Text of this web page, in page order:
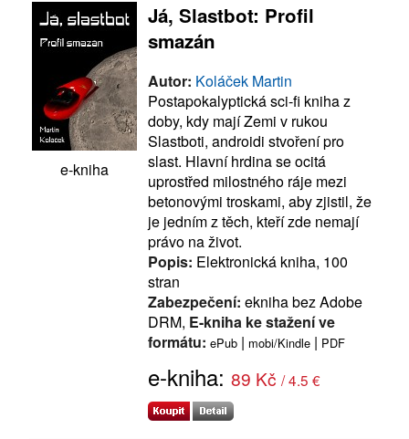
e-kniha
Já, Slastbot: Profil
smazán
Autor: Koláček Martin
Postapokalyptická sci-fi kniha z
doby, kdy mají Zemi v rukou
Slastboti, androidi stvoření pro
slast. Hlavní hrdina se ocitá
uprostřed milostného ráje mezi
betonovými troskami, aby zjistil, že
je jedním z těch, kteří zde nemají
právo na život.
Popis: Elektronická kniha, 100
stran
Zabezpečení: ekniha bez Adobe
DRM, E-kniha ke stažení ve
formátu: ePub | mobi/Kindle | PDF
e-kniha: 89 Kč / 4.5 €